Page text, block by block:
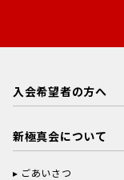
入会希望者の方へ
新極真会について
ごあいさつ